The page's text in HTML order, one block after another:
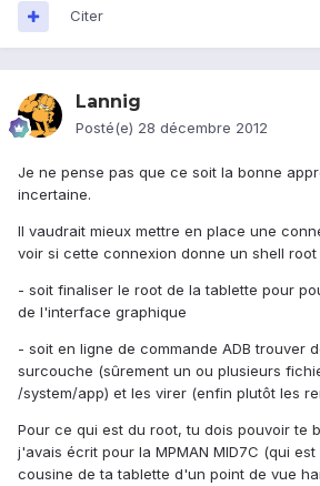
Citer
Lannig
Posté(e) 28 décembre 2012
Je ne pense pas que ce soit la bonne
incertaine.
Il vaudrait mieux mettre en place une
voir si cette connexion donne un shell root
- soit finaliser le root de la tablette pour
de l'interface graphique
- soit en ligne de commande ADB trouver
surcouche (sûrement un ou plusieurs
/system/app) et les virer (enfin plutôt les
Pour ce qui est du root, tu dois pouvoir te
j'avais écrit pour la MPMAN MID7C (qui
cousine de ta tablette d'un point de vue